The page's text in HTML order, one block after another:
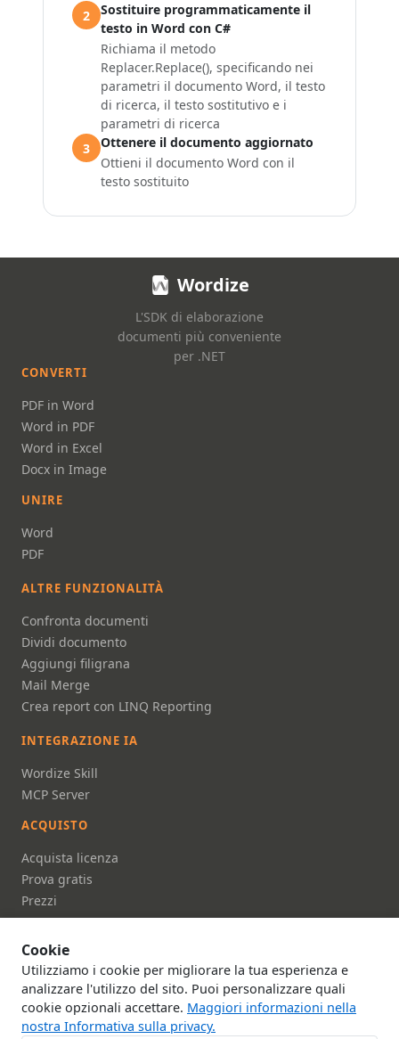
2
Sostituire programmaticamente il
testo in Word con C#
Richiama il metodo
Replacer.Replace(), specificando nei
parametri il documento Word, il testo
di ricerca, il testo sostitutivo e i
parametri di ricerca
3
Ottenere il documento aggiornato
Ottieni il documento Word con il
testo sostituito
Cookie
Utilizziamo i cookie per migliorare la tua esperienza e
analizzare l'utilizzo del sito. Puoi personalizzare quali
cookie opzionali accettare. Maggiori informazioni nella
nostra Informativa sulla privacy.
Wordize
L'SDK di elaborazione
documenti più conveniente
per .NET
CONVERTI
PDF in Word
Word in PDF
Word in Excel
Docx in Image
UNIRE
Word
PDF
ALTRE FUNZIONALITÀ
Confronta documenti
Dividi documento
Aggiungi filigrana
Mail Merge
Crea report con LINQ Reporting
INTEGRAZIONE IA
Wordize Skill
MCP Server
ACQUISTO
Acquista licenza
Prova gratis
Prezzi
FAQ
DOCUMENTAZIONE
Documentazione
Riferimento API
Chi siamo